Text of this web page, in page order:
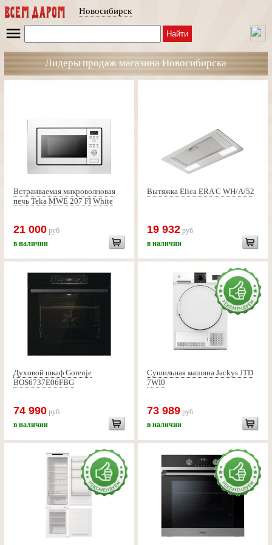
Новосибирск
Найти
Лидеры продаж магазина Новосибирска
Встраиваемая микроволновая
печь Teka MWE 207 FI White
21 000руб
в наличии
Вытяжка Elica ERA C WH/A/52
19 932руб
в наличии
Духовой шкаф Gorenje
BOS6737E06FBG
74 990руб
в наличии
Сушильная машина Jackys JTD
7WI0
73 989руб
в наличии